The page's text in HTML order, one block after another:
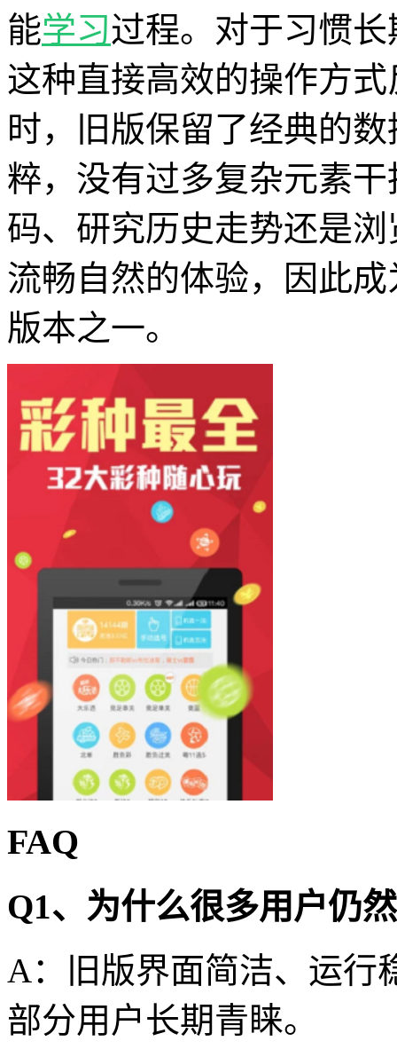
能学习过程。对于习惯
这种直接高效的操作方
时，旧版保留了经典的
粹，没有过多复杂元素干
码、研究历史走势还是
流畅自然的体验，因此
版本之一。
FAQ
Q1、为什么很多用户仍
A：旧版界面简洁、运行
部分用户长期青睐。